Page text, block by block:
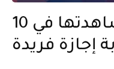
10 أماكن يجب مشاهدتها في
إجازة فريدة